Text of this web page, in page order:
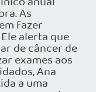
As
fazer
alerta que
de câncer de
exames aos
Ana
a uma